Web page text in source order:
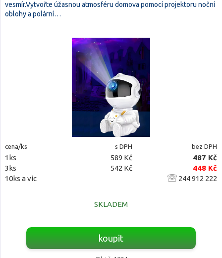
vesmír.Vytvořte úžasnou atmosféru domova pomocí projektoru noční
oblohy a polární…
cena/ks s DPH bez DPH
1ks 589 Kč
487 Kč
3ks
542 Kč
448 Kč
10ks a víc
244 912 222
SKLADEM
koupit